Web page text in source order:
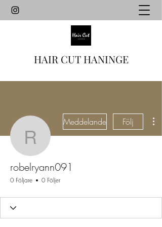
HAIR CUT HANINGE
robelryann091
Meddelande Följ
robelryann091
0 Följare 0 Följer